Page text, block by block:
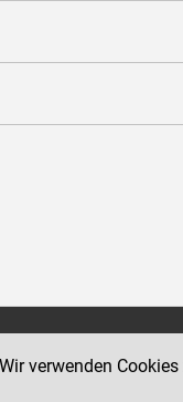
BMJ
verwenden